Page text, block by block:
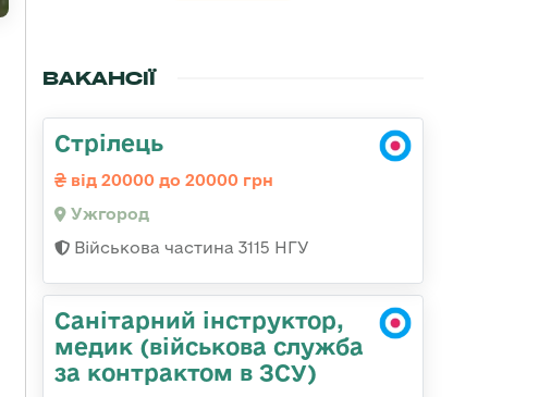
ВАКАНСІЇ
Стрілець
від 20000 до 20000 грн
Ужгород
Військова частина 3115 НГУ
Санітарний інструктор,
медик (військова служба
за контрактом в ЗСУ)